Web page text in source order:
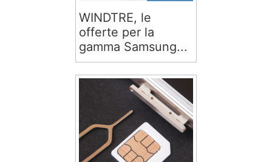
WINDTRE, le
offerte per la
gamma Samsung...